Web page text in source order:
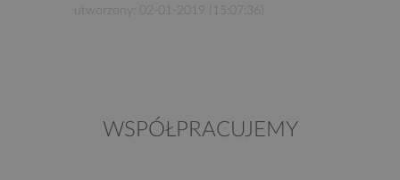
utworzony: 02-01-2019 (15:07:36)
WSPÓŁPRACUJEMY